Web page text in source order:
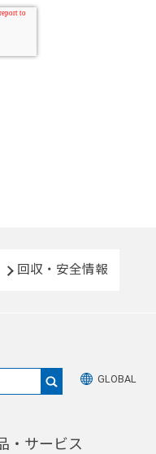
回収・安全情報
GLOBAL
・サービス